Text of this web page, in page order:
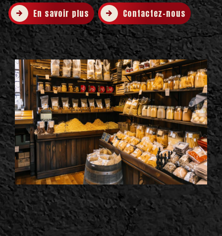
En savoir plus Contactez-nous